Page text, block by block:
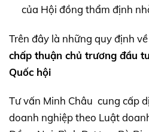
của Hội đồng thẩm định
Trên đây là những quy định về
chấp thuận chủ trương đầu
Quốc hội
Tư vấn Minh Châu cung cấp
doanh nghiệp theo Luật